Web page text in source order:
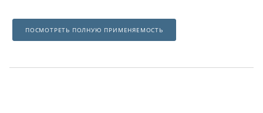
ПОСМОТРЕТЬ ПОЛНУЮ ПРИМЕНЯЕМОСТЬ